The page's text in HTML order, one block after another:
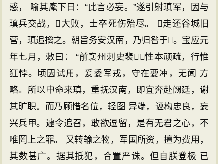
惑， 喻其麾下曰：“此言必妄。”遂引射瑱军，因与
瑱兵交战，大败，士卒死伤殆尽。 走还谷城旧
营，瑱追擒之。朝旨务安汉南，乃归咎于。宝应元
年七月，敕曰： “前襄州刺史裴，性本顽疏，行惟
狂悖。顷因试用，爰委军戎，守在要冲，无闻 方
略。所以申命来瑱，重抚汉南，即宜奔赴阙廷，谢
其旷职。而乃顾惜名位，轻图 异端，诬构忠良，妄
兴兵甲。遽令追召，敢欲逗留，是有无君之心，不
唯罔上之罪。 又转输之物，军国所资，擅为费用，
其数甚广。据其抵犯，合置严诛。但自朕登极 已